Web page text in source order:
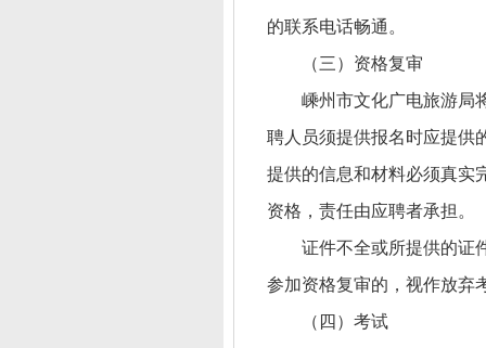
的联系电话畅通。
（三）资格复审
嵊州市文化广电旅游局
聘人员须提供报名时应提供
提供的信息和材料必须真实
资格，责任由应聘者承担。
证件不全或所提供的证
参加资格复审的，视作放弃
（四）考试